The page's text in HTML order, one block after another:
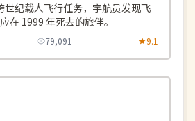
世纪载人飞行任务，宇航员发现飞
在 1999 年死去的旅伴。
79,091 9.1